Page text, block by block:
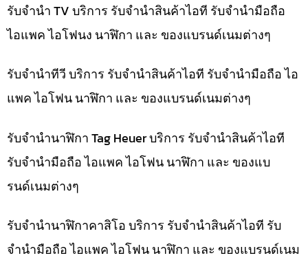
รับจำนำ TV บริการ รับจำนำสินค้าไอที รับจำนำมือถือ
ไอแพค ไอโฟนง นาฬิกา และ ของแบรนด์เนมต่างๆ
รับจำนำทีวี บริการ รับจำนำสินค้าไอที รับจำนำมือถือ ไอ
แพค ไอโฟน นาฬิกา และ ของแบรนด์เนมต่างๆ
รับจำนำนาฬิกา Tag Heuer บริการ รับจำนำสินค้าไอที
รับจำนำมือถือ ไอแพค ไอโฟน นาฬิกา และ ของแบ
รนด์เนมต่างๆ
รับจำนำนาฬิกาคาสิโอ บริการ รับจำนำสินค้าไอที รับ
จำนำมือถือ ไอแพค ไอโฟน นาฬิกา และ ของแบรนด์เนม